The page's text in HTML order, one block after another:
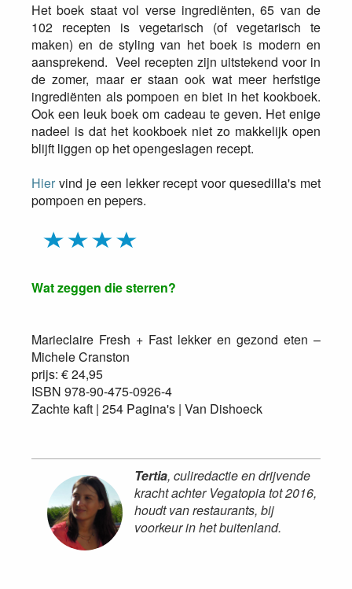
Het boek staat vol verse ingrediënten, 65 van de
102 recepten is vegetarisch (of vegetarisch te
maken) en de styling van het boek is modern en
aansprekend. Veel recepten zijn uitstekend voor in
de zomer, maar er staan ook wat meer herfstige
ingrediënten als pompoen en biet in het kookboek.
Ook een leuk boek om cadeau te geven. Het enige
nadeel is dat het kookboek niet zo makkelijk open
blijft liggen op het opengeslagen recept.
Hiervind je een lekker recept voor quesedilla's met
pompoen en pepers.
Wat zeggen die sterren?
Marieclaire Fresh + Fast lekker en gezond eten –
Michele Cranston
prijs: € 24,95
ISBN 978-90-475-0926-4
Zachte kaft | 254 Pagina's | Van Dishoeck
Tertia, culiredactie en drijvende
kracht achter Vegatopia tot 2016,
houdt van restaurants, bij
voorkeur in het buitenland.